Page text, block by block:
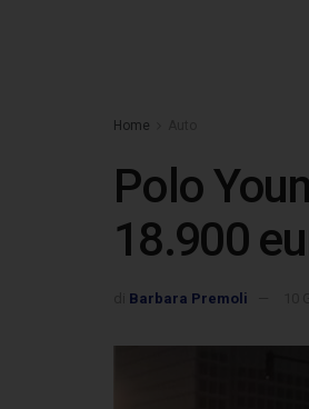
Home
Polo
18.900
Barbara Premoli